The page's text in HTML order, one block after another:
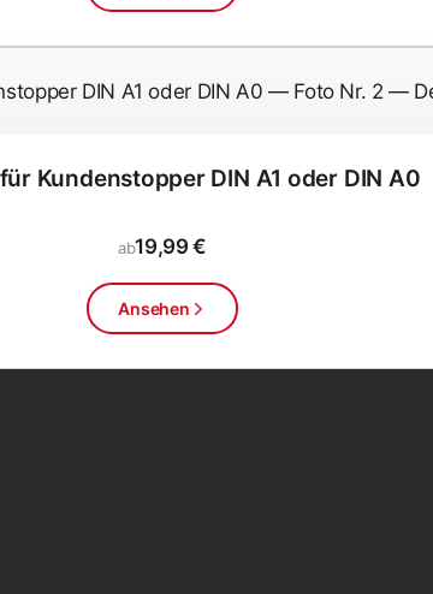
Kundenstopper DIN A1 oder DIN A0
ab19,99 €
Ansehen